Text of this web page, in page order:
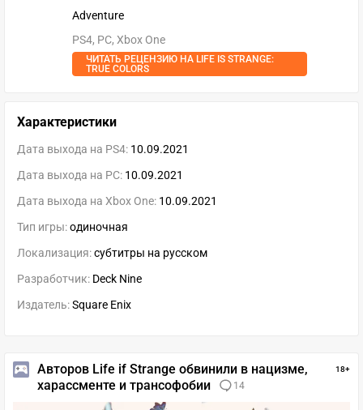
Adventure
PS4, PC, Xbox One
ЧИТАТЬ РЕЦЕНЗИЮ НА LIFE IS STRANGE:
TRUE COLORS
Характеристики
Дата выхода на PS4: 10.09.2021
Дата выхода на PC: 10.09.2021
Дата выхода на Xbox One: 10.09.2021
Тип игры:одиночная
Локализация:субтитры на русском
Разработчик: Deck Nine
Издатель:Square Enix
Авторов Life if Strange обвинили в нацизме,
харассменте и трансофобии
14
18+